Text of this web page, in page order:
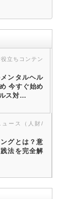
役立ちコンテン
ンタルヘル
今すぐ始め
ス対…
ュース（人財/
グとは？意
法を完全解